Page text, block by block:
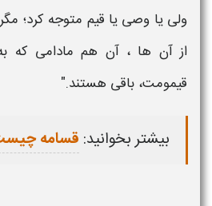
ولی یا وصی یا قیم متوجه کرد؛
از آن ها ، آن هم مادامی که
قیمومت، باقی هستند."
بیشتر بخوانید: قسامه